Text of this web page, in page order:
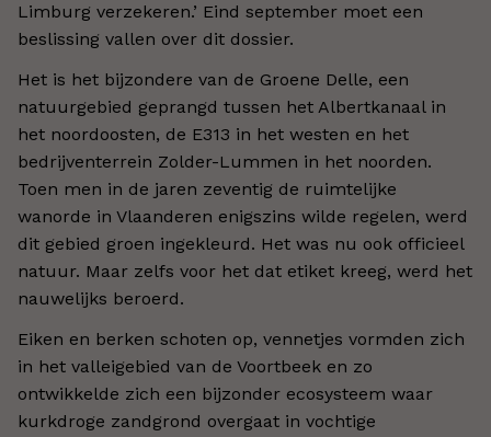
Limburg verzekeren.’ Eind september moet een
beslissing vallen over dit dossier.
Het is het bijzondere van de Groene Delle, een
natuurgebied geprangd tussen het Albertkanaal in
het noordoosten, de E313 in het westen en het
bedrijventerrein Zolder-Lummen in het noorden.
Toen men in de jaren zeventig de ruimtelijke
wanorde in Vlaanderen enigszins wilde regelen, werd
dit gebied groen ingekleurd. Het was nu ook officieel
natuur. Maar zelfs voor het dat etiket kreeg, werd het
nauwelijks beroerd.
Eiken en berken schoten op, vennetjes vormden zich
in het valleigebied van de Voortbeek en zo
ontwikkelde zich een bijzonder ecosysteem waar
kurkdroge zandgrond overgaat in vochtige